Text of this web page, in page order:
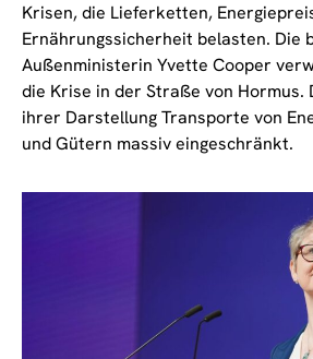
Krisen, die Lieferketten,
Ernährungssicherheit belasten. Die
Außenministerin Yvette Cooper
die Krise in der Straße von Hormus.
ihrer Darstellung Transporte von
und Gütern massiv eingeschränkt.